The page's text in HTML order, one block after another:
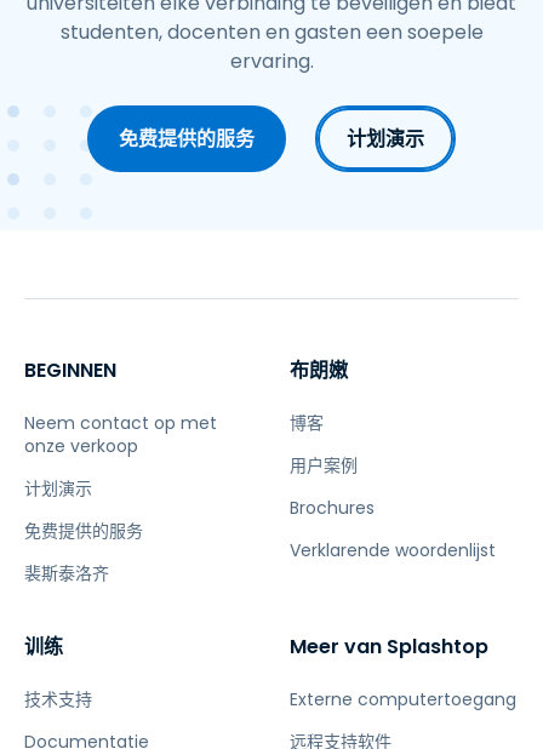
studenten, docenten en gasten een soepele
ervaring.
免费提供的服务 计划演示
BEGINNEN
Neem contact op met
onze verkoop
计划演示
免费提供的服务
裴斯泰洛齐
布朗嫩
博客
用户案例
Brochures
Verklarende woordenlijst
训练
技术支持
Documentatie
Meer van Splashtop
Externe computertoegang
远程支持软件